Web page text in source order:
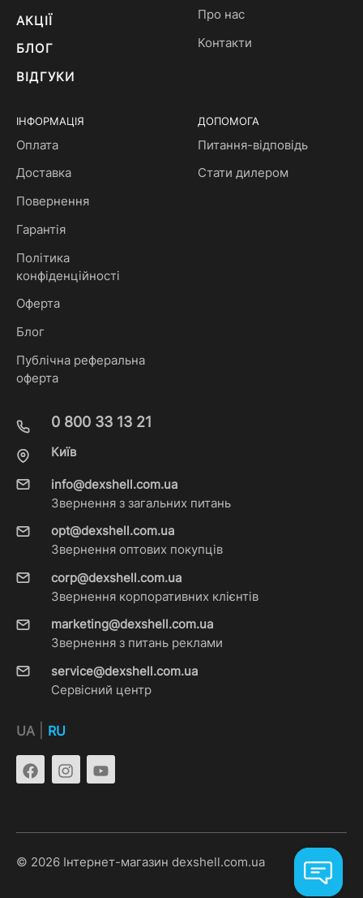
АКЦІЇ
БЛОГ
ВІДГУКИ
Про нас
Контакти
ІНФОРМАЦІЯ
Оплата
Доставка
Повернення
Гарантія
Політика
конфіденційності
Оферта
Блог
Публічна реферальна
оферта
ДОПОМОГА
Питання-відповідь
Стати дилером
0 800 33 13 21
Київ
info@dexshell.com.ua
Звернення з загальних питань
opt@dexshell.com.ua
Звернення оптових покупців
corp@dexshell.com.ua
Звернення корпоративних клієнтів
marketing@dexshell.com.ua
Звернення з питань реклами
service@dexshell.com.ua
Сервісний центр
UA RU
© 2026 Інтернет-магазин dexshell.com.ua